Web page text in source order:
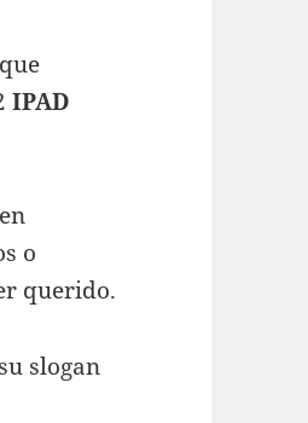
IPAD
o
querido.
slogan